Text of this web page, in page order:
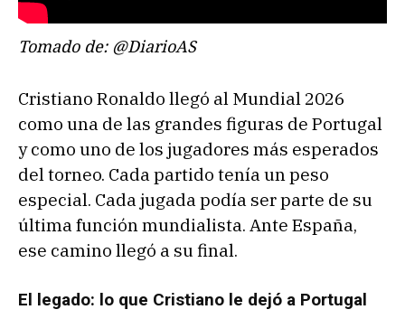
Tomado de: @DiarioAS
Cristiano Ronaldo llegó al Mundial 2026
como una de las grandes figuras de Portugal
y como uno de los jugadores más esperados
del torneo. Cada partido tenía un peso
especial. Cada jugada podía ser parte de su
última función mundialista. Ante España,
ese camino llegó a su final.
El legado: lo que Cristiano le dejó a Portugal